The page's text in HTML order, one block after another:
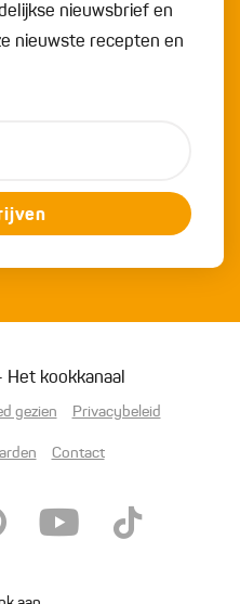
nieuwsbrief en
nieuwste recepten en
kookkanaal
gezien Privacybeleid
Contact